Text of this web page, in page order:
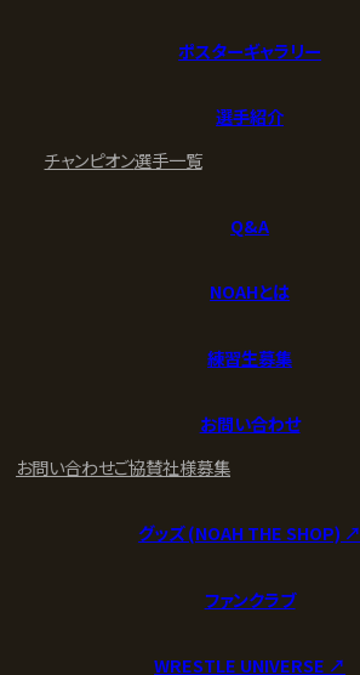
ポスターギャラリー
選手紹介
チャンピオン選手一覧
Q&A
NOAHとは
練習生募集
お問い合わせ
お問い合わせご協賛社様募集
グッズ (NOAH THE SHOP) ↗︎
ファンクラブ
WRESTLE UNIVERSE ↗︎